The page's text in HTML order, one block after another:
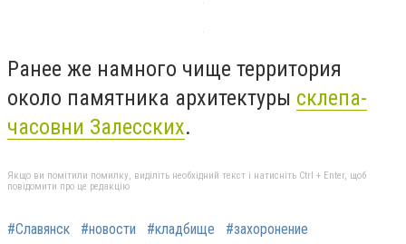
Ранее же намного чище территория
около памятника архитектуры склепа-
часовни Залесских.
Якщо ви помітили помилку, виділіть необхідний текст і натисніть Ctrl + Enter, щоб
повідомити про це редакцію
#Славянск #новости #кладбище #захоронение